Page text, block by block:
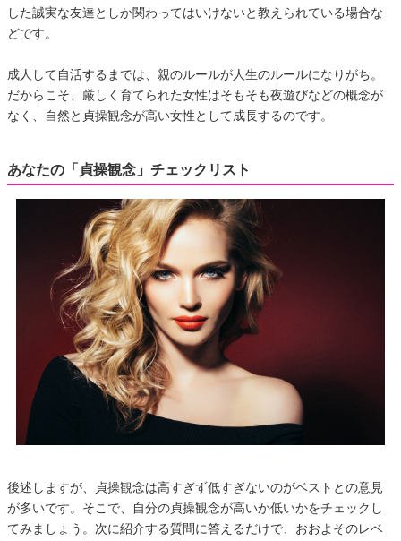
した誠実な友達としか関わってはいけないと教えられている場合な
どです。
成人して自活するまでは、親のルールが人生のルールになりがち。
だからこそ、厳しく育てられた女性はそもそも夜遊びなどの概念が
なく、自然と貞操観念が高い女性として成長するのです。
あなたの「貞操観念」チェックリスト
後述しますが、貞操観念は高すぎず低すぎないのがベストとの意見
が多いです。そこで、自分の貞操観念が高いか低いかをチェックし
てみましょう。次に紹介する質問に答えるだけで、おおよそのレベ